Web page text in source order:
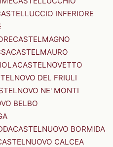
INFERIORE
CASTELMAGNO
CASTELMAURO
CASTELNOVETTO
DEL FRIULI
NE' MONTI
BELBO
CASTELNUOVO BORMIDA
CALCEA